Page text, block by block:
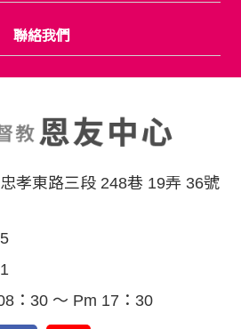
聯絡我們
孝東路三段 248巷 19弄 36號
：30 ～ Pm 17：30